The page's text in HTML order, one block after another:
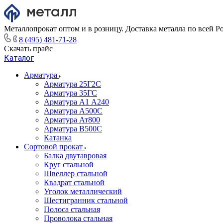
Металлопрокат оптом и в розницу. Доставка металла по всей
8 (495) 481-71-28
Скачать прайс
Каталог
Арматура
Арматура 25Г2С
Арматура 35ГС
Арматура А1 А240
Арматура А500С
Арматура Ат800
Арматура В500С
Катанка
Сортовой прокат
Балка двутавровая
Круг стальной
Швеллер стальной
Квадрат стальной
Уголок металлический
Шестигранник стальной
Полоса стальная
Проволока стальная